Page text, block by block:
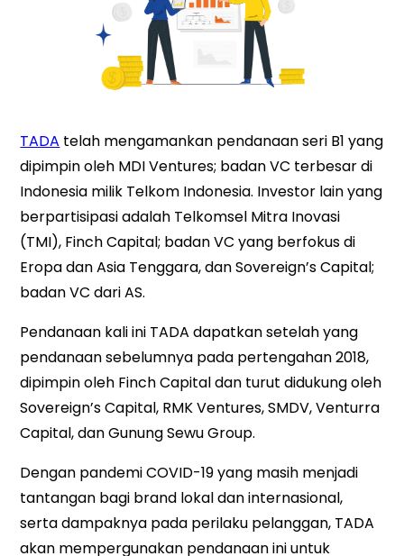
TADA telah mengamankan pendanaan seri B1 yang
dipimpin oleh MDI Ventures; badan VC terbesar di
Indonesia milik Telkom Indonesia. Investor lain yang
berpartisipasi adalah Telkomsel Mitra Inovasi
(TMI), Finch Capital; badan VC yang berfokus di
Eropa dan Asia Tenggara, dan Sovereign’s Capital;
badan VC dari AS.
Pendanaan kali ini TADA dapatkan setelah yang
pendanaan sebelumnya pada pertengahan 2018,
dipimpin oleh Finch Capital dan turut didukung oleh
Sovereign’s Capital, RMK Ventures, SMDV, Venturra
Capital, dan Gunung Sewu Group.
Dengan pandemi COVID-19 yang masih menjadi
tantangan bagi brand lokal dan internasional,
serta dampaknya pada perilaku pelanggan, TADA
akan mempergunakan pendanaan ini untuk